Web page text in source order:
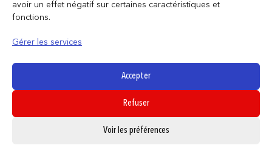
avoir un effet négatif sur certaines caractéristiques et
fonctions.
Gérer les services
Accepter
Refuser
Voir les préférences
Politique de confidentialité
Mentions légales
SUIVEZ NOUS